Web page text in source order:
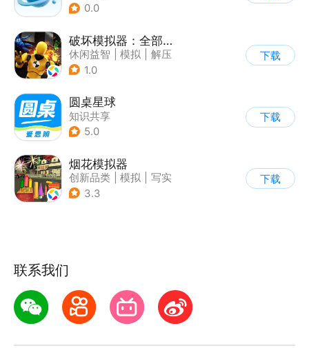
0.0
破坏模拟器：全部毁灭
休闲益智 模拟
解压
| 写实
1.0
下载
圆桌星球
知识共享
5.0
下载
烟花模拟器
创新品类 模拟
写实
| 休闲益智
3.3
下载
联系我们